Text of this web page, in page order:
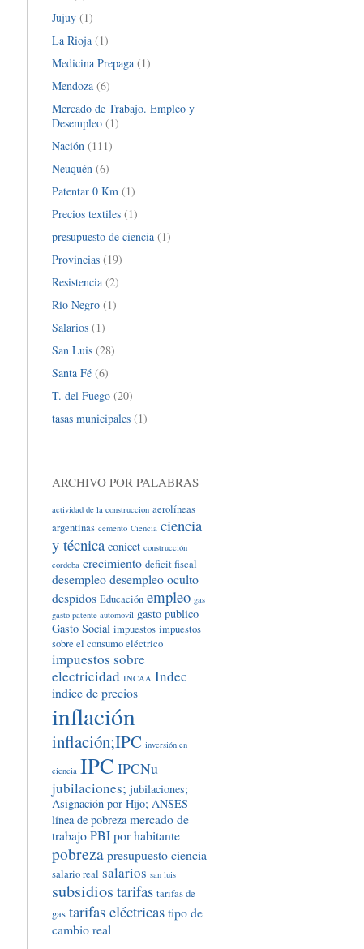
Jujuy(1)
La Rioja(1)
Medicina Prepaga(1)
Mendoza(6)
Mercado de Trabajo. Empleo y
Desempleo(1)
Nación(111)
Neuquén(6)
Patentar 0 Km(1)
Precios textiles(1)
presupuesto de ciencia(1)
Provincias(19)
Resistencia(2)
Rio Negro(1)
Salarios(1)
San Luis(28)
Santa Fé(6)
T. del Fuego(20)
tasas municipales(1)
ARCHIVO POR PALABRAS
actividad de la construccion aerolíneas
argentinas cemento Ciencia ciencia
y técnica conicet construcción
cordoba crecimiento deficit fiscal
desempleo desempleo oculto
despidos Educación empleo gas
gasto patente automovil gasto publico
Gasto Social impuestos impuestos
sobre el consumo eléctrico
impuestos sobre
electricidad INCAA Indec
indice de precios
inflación
inflación;IPC inversión en
ciencia IPC IPCNu
jubilaciones; jubilaciones;
Asignación por Hijo; ANSES
línea de pobreza mercado de
trabajo PBI por habitante
pobreza presupuesto ciencia
salario real salarios san luis
subsidios tarifas tarifas de
gas tarifas eléctricas tipo de
cambio real